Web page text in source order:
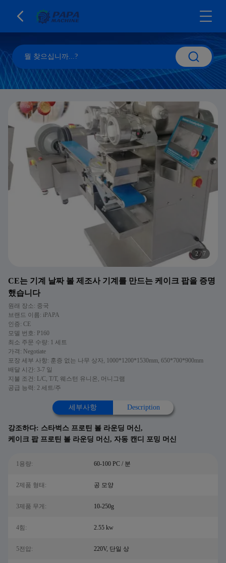
2 / 7
CE는 기계 날짜 볼 제조사 기계를 만드는 케이크 팝을 증명
했습니다
원래 장소: 중국
브랜드 이름: iPAPA
인증: CE
모델 번호: P160
최소 주문 수량: 1 세트
가격: Negotiate
포장 세부 사항: 훈증 없는 나무 상자, 1000*1200*1530mm, 650*700*900mm
배달 시간: 3-7 일
지불 조건: L/C, T/T, 웨스턴 유니온, 머니그램
공급 능력: 2 세트/주
세부사항 Description
강조하다: 스타벅스 프로틴 볼 라운딩 머신,
케이크 팝 프로틴 볼 라운딩 머신, 자동 캔디 포밍 머신
1용량: 60-100 PC / 분
2제품 형태: 공 모양
3제품 무게: 10-250g
4힘: 2.55 kw
5전압: 220V, 단일 상